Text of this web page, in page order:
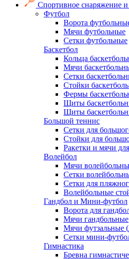
Спортивное снаряжение
Футбол
Ворота
Мячи футбольные
Сетки футбольные
Баскетбол
Кольца
Мячи
Сетки
Стойки
Фермы
Щиты
Щиты
Большой теннис
Сетки для
Стойки для
Ракетки и мячи
Волейбол
Мячи
Сетки
Сетки для
Волейбольные
Гандбол и Мини-футбол
Ворота для
Мячи гандбольные
Мячи футзальные
Сетки мини-
Гимнастика
Бревна